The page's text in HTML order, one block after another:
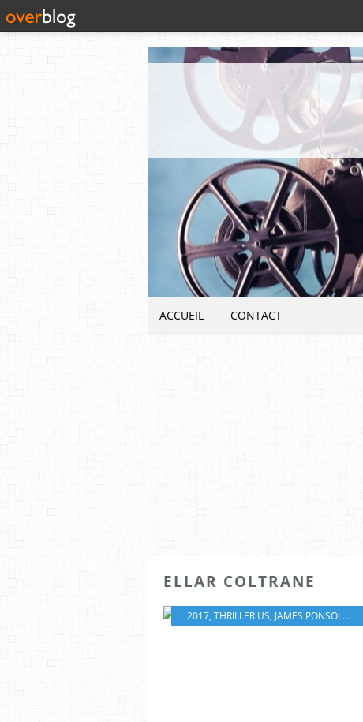
ACCUEIL CONTACT
ELLAR COLTRANE
2017, THRILLER US, JAMES PONSOLDT